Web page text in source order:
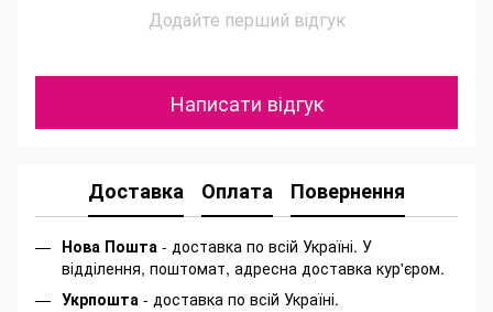
Додайте перший відгук
Написати відгук
Доставка Оплата Повернення
Нова Пошта - доставка по всій Україні. У
відділення, поштомат, адресна доставка кур'єром.
Укрпошта - доставка по всій Україні.